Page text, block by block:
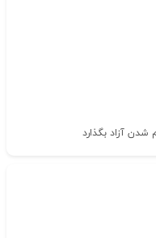
آزاد بگذارد